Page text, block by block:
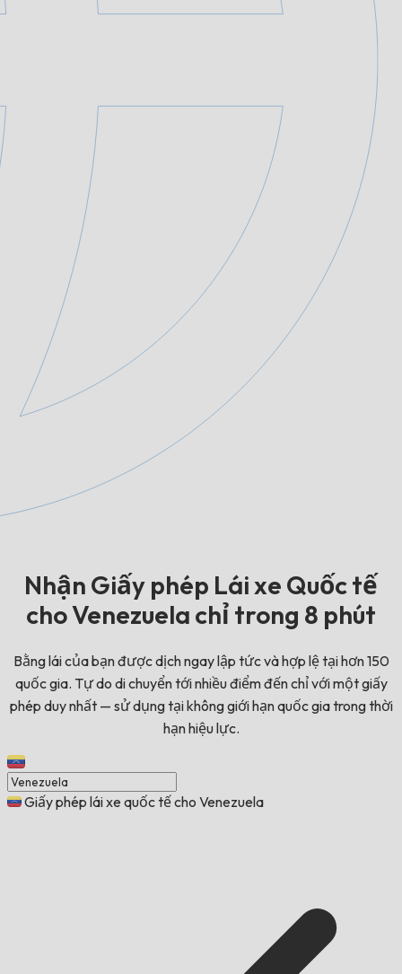
Nhận Giấy phép Lái xe Quốc tế
cho Venezuela chỉ trong 8 phút
Bằng lái của bạn được dịch ngay lập tức và hợp lệ tại hơn 150
quốc gia. Tự do di chuyển tới nhiều điểm đến chỉ với một giấy
phép duy nhất — sử dụng tại không giới hạn quốc gia trong thời
hạn hiệu lực.
Giấy phép lái xe quốc tế cho Venezuela